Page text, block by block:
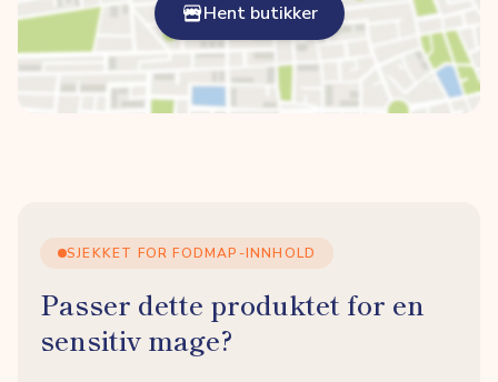
Hent butikker
SJEKKET FOR FODMAP-INNHOLD
Passer dette produktet for en
sensitiv mage?